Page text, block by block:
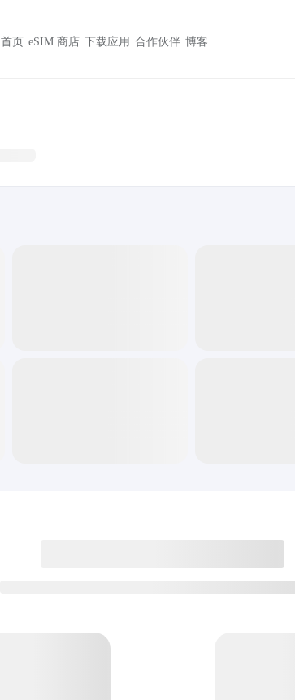
首页 eSIM 商店 下载应用 合作伙伴 博客